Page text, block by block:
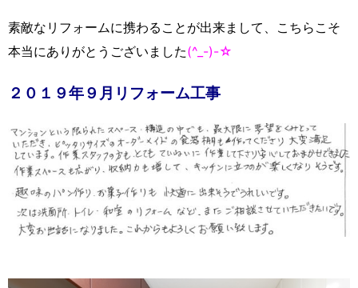
素敵なリフォームに携わることが出来まして、こちらこそ
本当にありがとうございました(^_-)-☆
２０１９年９月リフォーム工事